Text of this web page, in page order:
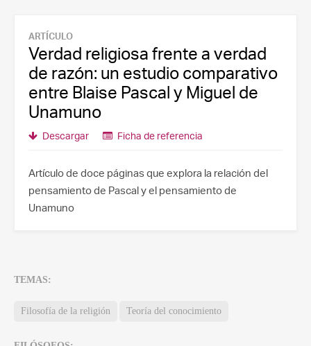
ARTÍCULO
Verdad religiosa frente a verdad
de razón: un estudio comparativo
entre Blaise Pascal y Miguel de
Unamuno
Descargar Ficha de referencia
Artículo de doce páginas que explora la relación del
pensamiento de Pascal y el pensamiento de
Unamuno
TEMAS:
Filosofía de la religión Teoría del conocimiento